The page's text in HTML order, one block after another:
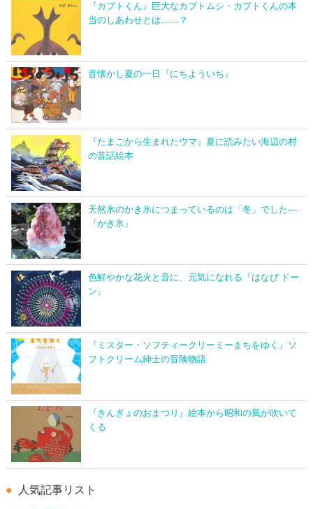
『カブトくん』巨大なカブトムシ・カブトくんの本
当のしあわせとは……？
昔懐かし夏の一日『にちよういち』
『たまごから生まれたウマ』夏に読みたい海辺の村
の昔話絵本
天然氷のかき氷につまっているのは「冬」でした―
『かき氷』
色鮮やかな花火と音に、元気になれる『はなび ドー
ン』
『ミスター・ソフティークリーミーまちをゆく』ソ
フトクリーム紳士の冒険物語
『きんぎょのおまつり』絵本から昭和の風が吹いて
くる
人気記事リスト